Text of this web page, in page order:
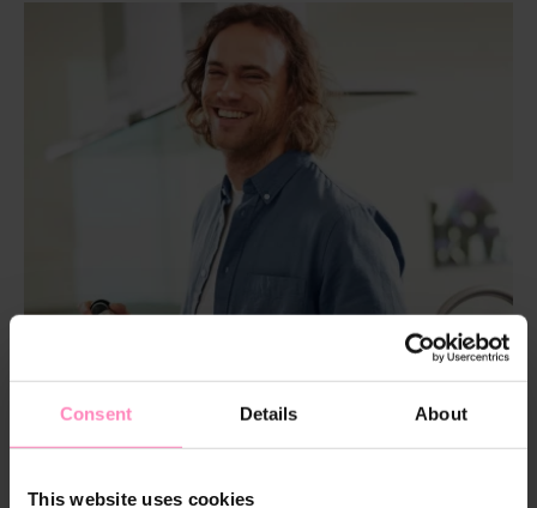
Consent Details About
This website uses cookies